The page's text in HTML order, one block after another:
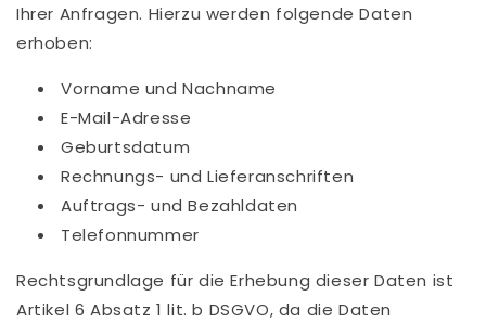
Ihrer Anfragen. Hierzu werden folgende Daten
erhoben:
Vorname und Nachname
E-Mail-Adresse
Geburtsdatum
Rechnungs- und Lieferanschriften
Auftrags- und Bezahldaten
Telefonnummer
Rechtsgrundlage für die Erhebung dieser Daten ist
Artikel 6 Absatz 1 lit. b DSGVO, da die Daten